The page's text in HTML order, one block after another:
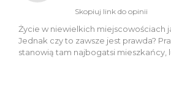
Skopiuj link do opinii
Życie w niewielkich miejscowościach
Jednak czy to zawsze jest prawda?
stanowią tam najbogatsi mieszkańcy,